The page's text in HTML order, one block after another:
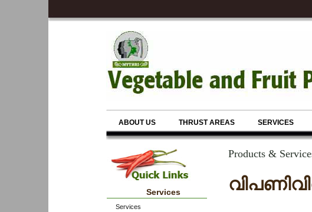
ABOUT US THRUST AREAS SERVICES
Services
Services
Products &